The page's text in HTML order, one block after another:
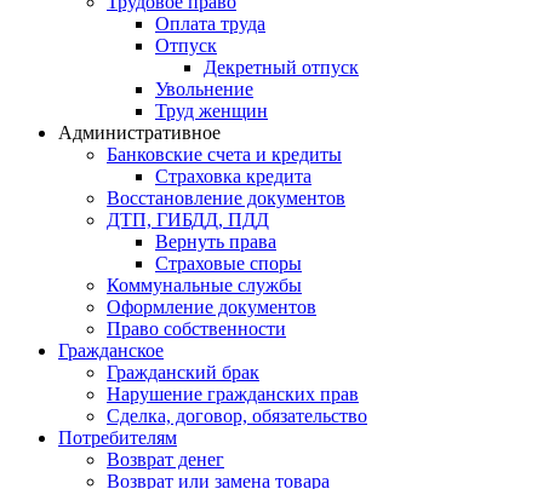
Оплата труда
Отпуск
Декретный отпуск
Увольнение
Труд женщин
Административное
Банковские счета и кредиты
Страховка кредита
Восстановление документов
ДТП, ГИБДД, ПДД
Вернуть права
Страховые споры
Коммунальные службы
Оформление документов
Право собственности
Гражданское
Гражданский брак
Нарушение гражданских прав
Сделка, договор, обязательство
Потребителям
Возврат денег
Возврат или замена товара